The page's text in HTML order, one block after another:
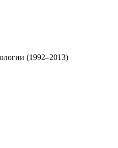
(1992–2013)